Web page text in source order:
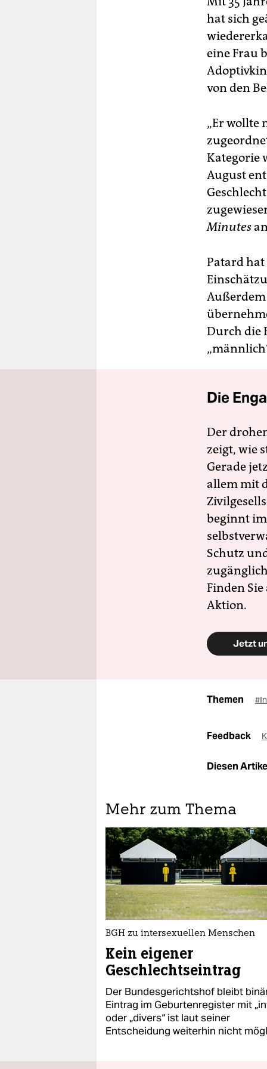
hat sich
eine Frau
von den
„Er wollte
Kategorie
August
Minutes
Patard hat
Außerdem
Durch die
Die
Der
zeigt, wie
Gerade
allem mit
beginnt
Schutz
Finden
Aktion.
Jetzt
Themen
Feedback
Diesen
Mehr zum Thema
BGH zu intersexuellen Menschen
Kein eigener
Geschlechtseintrag
Der Bundesgerichtshof bleibt
Eintrag im Geburtenregister mit
oder „divers“ ist laut seiner
Entscheidung weiterhin nicht